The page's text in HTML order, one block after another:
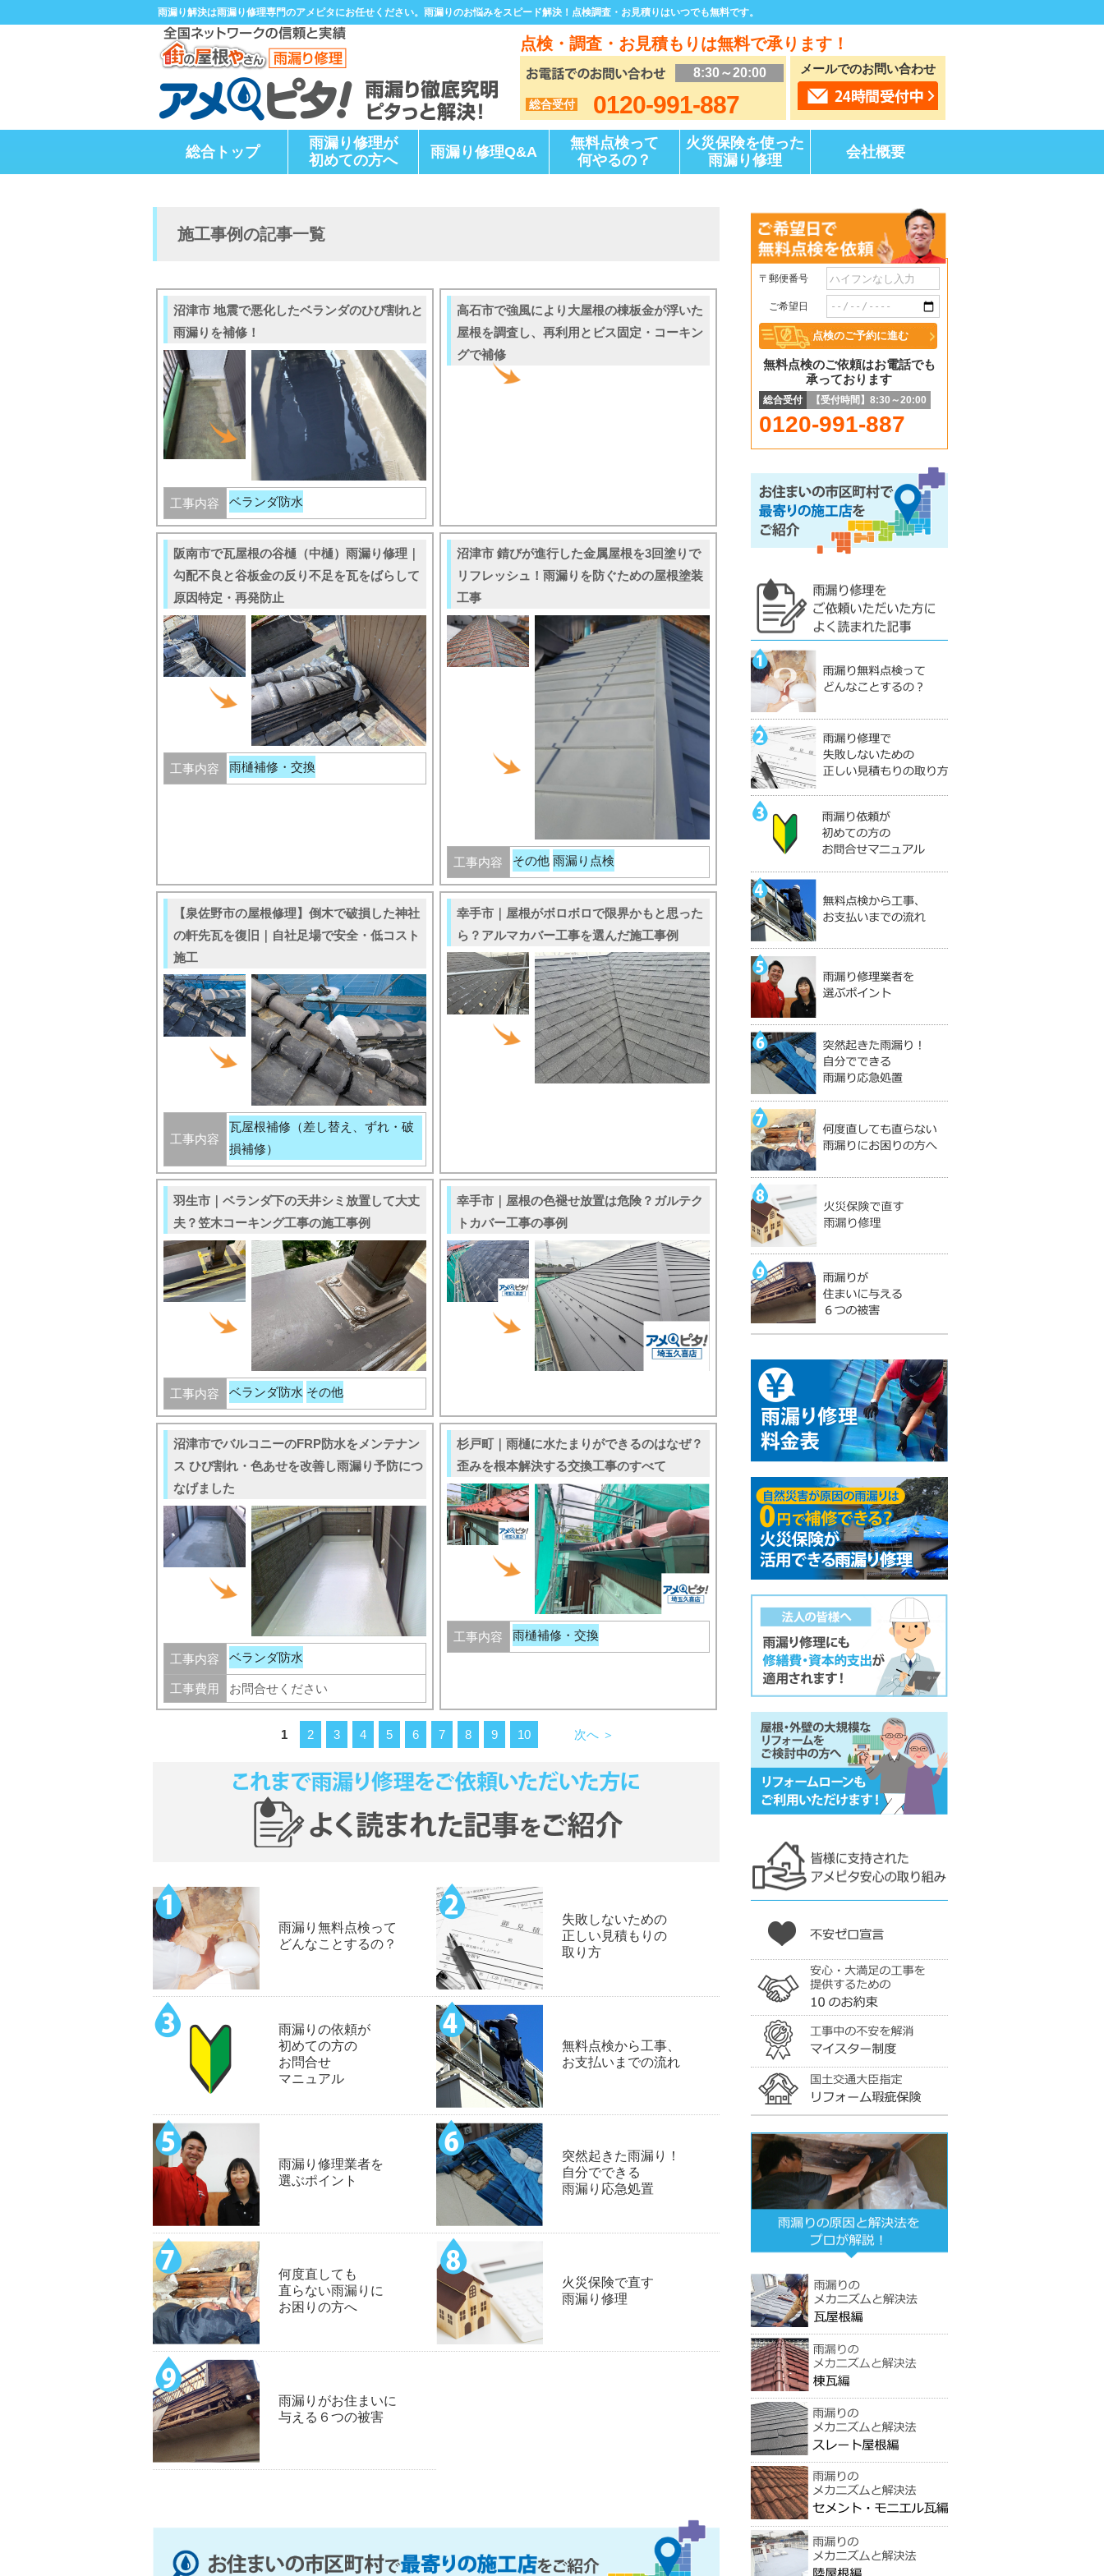
雨漏り解決は雨漏り修理専門のアメピタにお任せください。雨漏りのお悩みをスピード解決！点検調査・お見積りはいつでも無料です。
点検・調査・お見積もりは無料で承ります！
8:30～20:00
総合受付 0120-991-887
メールでのお問い合わせ
総合トップ
雨漏り修理が
初めての方へ
雨漏り修理Q&A
無料点検って
何やるの？
火災保険を使った
雨漏り修理
会社概要
施工事例の記事一覧
沼津市 地震で悪化したベランダのひび割れと
雨漏りを補修！
工事内容 ベランダ防水
高石市で強風により大屋根の棟板金が浮いた
屋根を調査し、再利用とビス固定・コーキン
グで補修
阪南市で瓦屋根の谷樋（中樋）雨漏り修理｜
勾配不良と谷板金の反り不足を瓦をばらして
原因特定・再発防止
工事内容 雨樋補修・交換
沼津市 錆びが進行した金属屋根を3回塗りで
リフレッシュ！雨漏りを防ぐための屋根塗装
工事
工事内容 その他 雨漏り点検
【泉佐野市の屋根修理】倒木で破損した神社
の軒先瓦を復旧｜自社足場で安全・低コスト
施工
工事内容
瓦屋根補修（差し替え、ずれ・破
損補修）
幸手市｜屋根がボロボロで限界かもと思った
ら？アルマカバー工事を選んだ施工事例
羽生市｜ベランダ下の天井シミ放置して大丈
夫？笠木コーキング工事の施工事例
工事内容 ベランダ防水 その他
幸手市｜屋根の色褪せ放置は危険？ガルテク
トカバー工事の事例
沼津市でバルコニーのFRP防水をメンテナン
ス ひび割れ・色あせを改善し雨漏り予防につ
なげました
工事内容 ベランダ防水
工事費用 お問合せください
杉戸町｜雨樋に水たまりができるのはなぜ？
歪みを根本解決する交換工事のすべて
工事内容 雨樋補修・交換
1 2 3 4 5 6 7 8 9 10 次へ ＞
雨漏り無料点検って
どんなことするの？
失敗しないための
正しい見積もりの
取り方
雨漏りの依頼が
初めての方の
お問合せ
マニュアル
無料点検から工事、
お支払いまでの流れ
雨漏り修理業者を
選ぶポイント
突然起きた雨漏り！
自分でできる
雨漏り応急処置
何度直しても
直らない雨漏りに
お困りの方へ
火災保険で直す
雨漏り修理
雨漏りがお住まいに
与える６つの被害
〒郵便番号
ご希望日
無料点検のご依頼はお電話でも
承っております
総合受付 【受付時間】8:30～20:00
0120-991-887